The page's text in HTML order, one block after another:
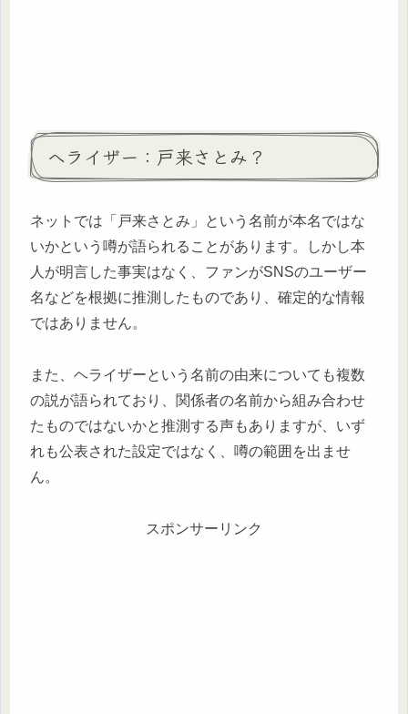
ヘライザー：戸来さとみ？
ネットでは「戸来さとみ」という名前が本名ではな
いかという噂が語られることがあります。しかし本
人が明言した事実はなく、ファンがSNSのユーザー
名などを根拠に推測したものであり、確定的な情報
ではありません。
また、ヘライザーという名前の由来についても複数
の説が語られており、関係者の名前から組み合わせ
たものではないかと推測する声もありますが、いず
れも公表された設定ではなく、噂の範囲を出ませ
ん。
スポンサーリンク